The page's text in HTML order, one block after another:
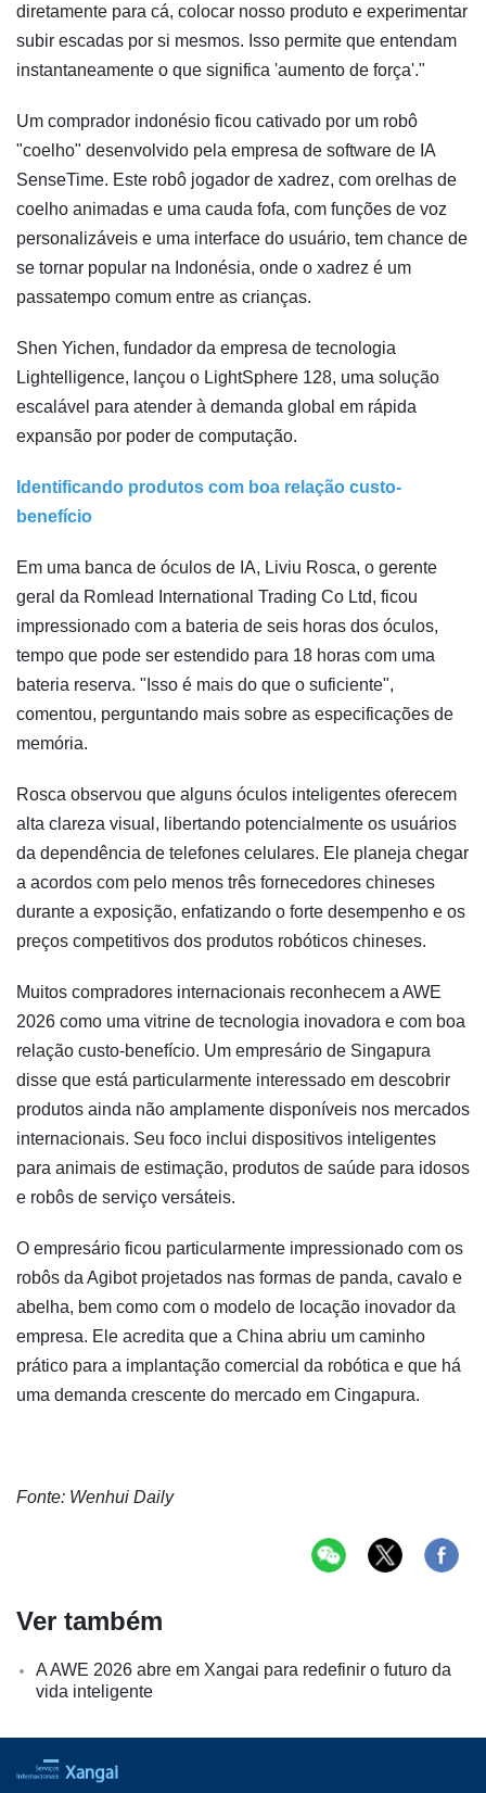
diretamente para cá, colocar nosso produto e experimentar
subir escadas por si mesmos. Isso permite que entendam
instantaneamente o que significa 'aumento de força'."
Um comprador indonésio ficou cativado por um robô
"coelho" desenvolvido pela empresa de software de IA
SenseTime. Este robô jogador de xadrez, com orelhas de
coelho animadas e uma cauda fofa, com funções de voz
personalizáveis e uma interface do usuário, tem chance de
se tornar popular na Indonésia, onde o xadrez é um
passatempo comum entre as crianças.
Shen Yichen, fundador da empresa de tecnologia
Lightelligence, lançou o LightSphere 128, uma solução
escalável para atender à demanda global em rápida
expansão por poder de computação.
Identificando produtos com boa relação custo-
benefício
Em uma banca de óculos de IA, Liviu Rosca, o gerente
geral da Romlead International Trading Co Ltd, ficou
impressionado com a bateria de seis horas dos óculos,
tempo que pode ser estendido para 18 horas com uma
bateria reserva. "Isso é mais do que o suficiente",
comentou, perguntando mais sobre as especificações de
memória.
Rosca observou que alguns óculos inteligentes oferecem
alta clareza visual, libertando potencialmente os usuários
da dependência de telefones celulares. Ele planeja chegar
a acordos com pelo menos três fornecedores chineses
durante a exposição, enfatizando o forte desempenho e os
preços competitivos dos produtos robóticos chineses.
Muitos compradores internacionais reconhecem a AWE
2026 como uma vitrine de tecnologia inovadora e com boa
relação custo-benefício. Um empresário de Singapura
disse que está particularmente interessado em descobrir
produtos ainda não amplamente disponíveis nos mercados
internacionais. Seu foco inclui dispositivos inteligentes
para animais de estimação, produtos de saúde para idosos
e robôs de serviço versáteis.
O empresário ficou particularmente impressionado com os
robôs da Agibot projetados nas formas de panda, cavalo e
abelha, bem como com o modelo de locação inovador da
empresa. Ele acredita que a China abriu um caminho
prático para a implantação comercial da robótica e que há
uma demanda crescente do mercado em Cingapura.
Fonte: Wenhui Daily
Ver também
A AWE 2026 abre em Xangai para redefinir o futuro da
vida inteligente